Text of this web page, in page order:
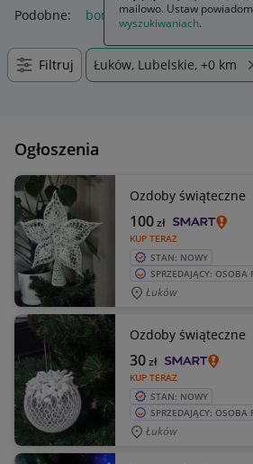
Podobne: bombki i ozdoby choinkowe
Filtruj Łuków, Lubelskie, +0 km
Ogłoszenia
Ozdoby świąteczne
KUP TERAZ
100zł
STAN: NOWY
SPRZEDAJĄCY: OSOBA
Łuków
Ozdoby świąteczne
KUP TERAZ
30zł
STAN: NOWY
SPRZEDAJĄCY: OSOBA
Łuków
mailowo. Ustaw
wyszukiwaniach.